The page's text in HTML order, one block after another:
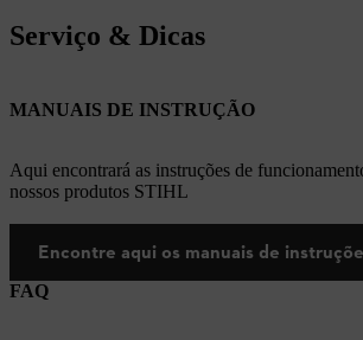
Serviço & Dicas
MANUAIS DE INSTRUÇÃO
Aqui encontrará as instruções de
nossos produtos STIHL
Encontre aqui os manuais de
FAQ